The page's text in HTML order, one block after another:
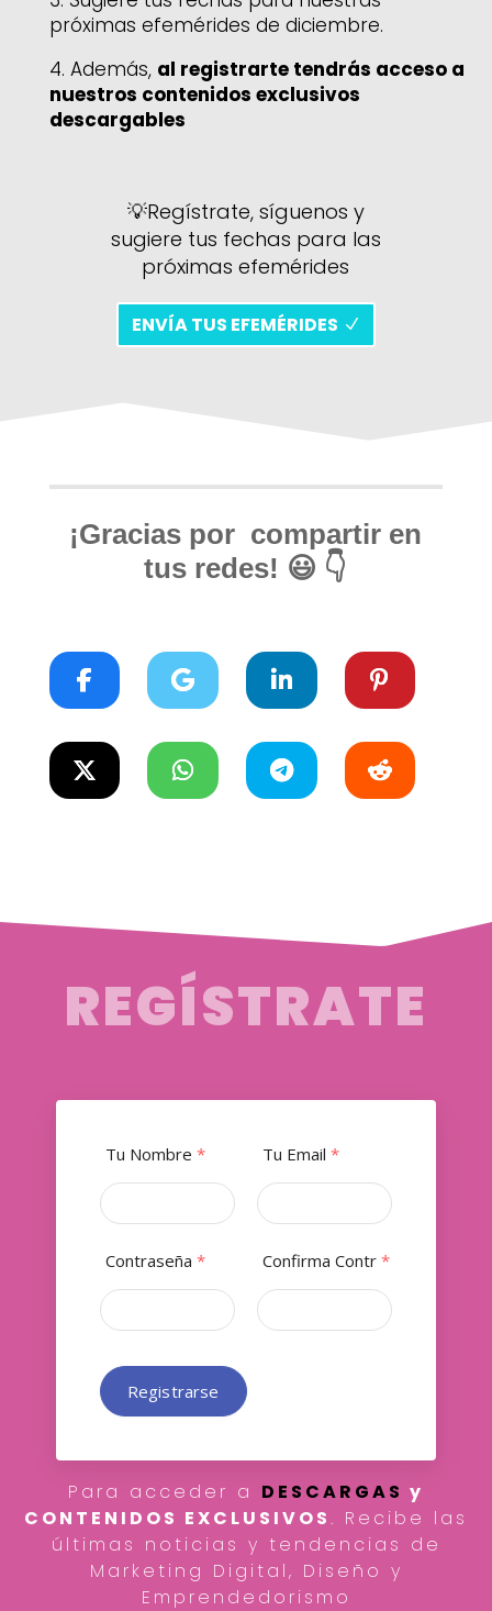
próximas efemérides de diciembre.
4. Además, al registrarte tendrás acceso a
nuestros contenidos exclusivos
descargables
💡Regístrate, síguenos y
sugiere tus fechas para las
próximas efemérides
ENVÍA TUS EFEMÉRIDES
¡Gracias por compartir en
tus redes! 😃 👇
REGÍSTRATE
Tu Nombre * Tu Email *
Contraseña * Confirma Contr *
Registrarse
Para acceder a DESCARGAS y
CONTENIDOS EXCLUSIVOS. Recibe las
últimas noticias y tendencias de
Marketing Digital, Diseño y
Emprendedorismo